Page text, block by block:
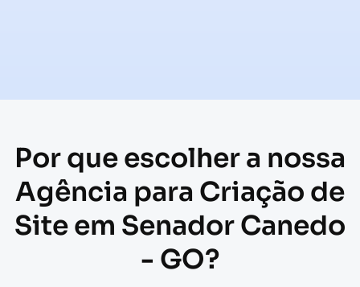
Por que escolher a nossa
Agência para Criação de
Site em Senador Canedo
- GO?